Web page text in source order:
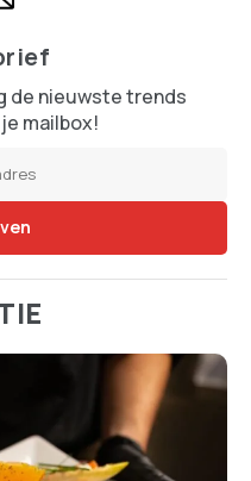
de nieuwste trends
mailbox!